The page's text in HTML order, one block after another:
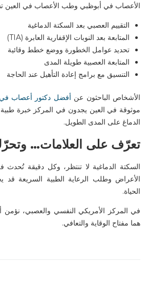
الأعصاب في أبوظبي وطب الأعصاب في العين
التقييم العصبي بعد السكتة الدماغية
المتابعة بعد النوبات الإقفارية العابرة (TIA)
تحديد عوامل الخطورة ووضع خطط وقائية
المتابعة العصبية طويلة المدى
التنسيق مع برامج إعادة التأهيل عند الحاجة
الأشخاص الباحثون عن أفضل دكتور أعصاب في
موثوقة في العين يجدون في المركز خبرة
الدماغ على المدى الطويل.
تعرّف على العلامات…
السكتة الدماغية لا تنتظر، وكل دقيقة تُحدث
الأعراض وطلب الرعاية الطبية السريعة قد
الحياة.
في المركز الأمريكي النفسي والعصبي، نؤمن
هما مفتاح الوقاية والتعافي.